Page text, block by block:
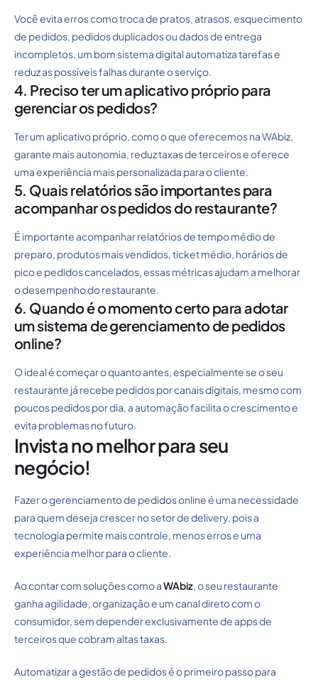
Você evita erros como troca de pratos, atrasos, esquecimento
de pedidos, pedidos duplicados ou dados de entrega
incompletos, um bom sistema digital automatiza tarefas e
reduz as possíveis falhas durante o serviço.
4. Preciso ter um aplicativo próprio para
gerenciar os pedidos?
Ter um aplicativo próprio, como o que oferecemos na WAbiz,
garante mais autonomia, reduz taxas de terceiros e oferece
uma experiência mais personalizada para o cliente.
5. Quais relatórios são importantes para
acompanhar os pedidos do restaurante?
É importante acompanhar relatórios de tempo médio de
preparo, produtos mais vendidos, ticket médio, horários de
pico e pedidos cancelados, essas métricas ajudam a melhorar
o desempenho do restaurante.
6. Quando é o momento certo para adotar
um sistema de gerenciamento de pedidos
online?
O ideal é começar o quanto antes, especialmente se o seu
restaurante já recebe pedidos por canais digitais, mesmo com
poucos pedidos por dia, a automação facilita o crescimento e
evita problemas no futuro.
Invista no melhor para seu
negócio!
Fazer o gerenciamento de pedidos online é uma necessidade
para quem deseja crescer no setor de delivery, pois a
tecnologia permite mais controle, menos erros e uma
experiência melhor para o cliente.
Ao contar com soluções como aWAbiz, o seu restaurante
ganha agilidade, organização e um canal direto com o
consumidor, sem depender exclusivamente de apps de
terceiros que cobram altas taxas.
Automatizar a gestão de pedidos é o primeiro passo para